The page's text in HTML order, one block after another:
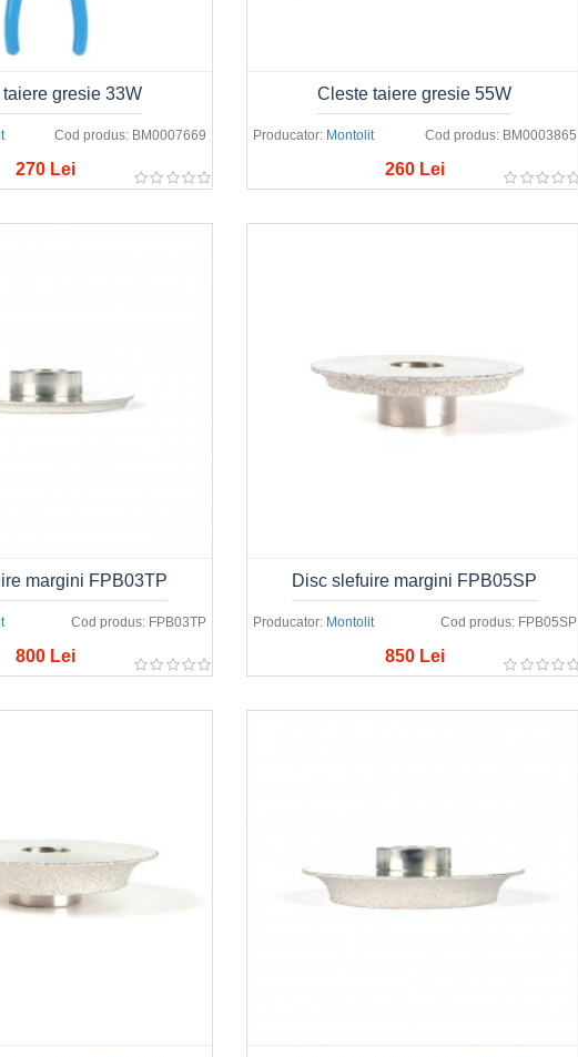
Cod produs: BM0007669
gresie 33W
270 Lei
Producator: Montolit Cod produs: BM0003865
Cleste taiere gresie 55W
260 Lei
Cod produs: FPB03TP
margini FPB03TP
800 Lei
Producator: Montolit Cod produs: FPB05SP
Disc slefuire margini FPB05SP
850 Lei